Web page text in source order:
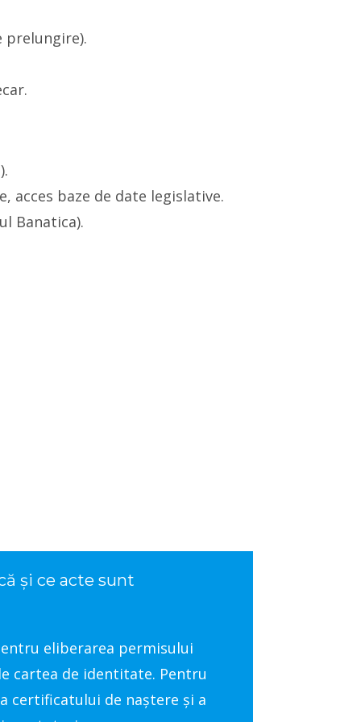
acces baze de date legislative.
Banatica).
și ce acte sunt
eliberarea permisului
cartea de identitate. Pentru
certificatului de naștere și a